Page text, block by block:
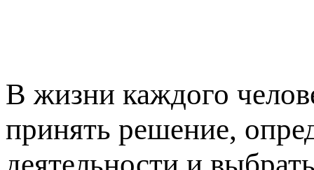
В жизни каждого
принять решение,